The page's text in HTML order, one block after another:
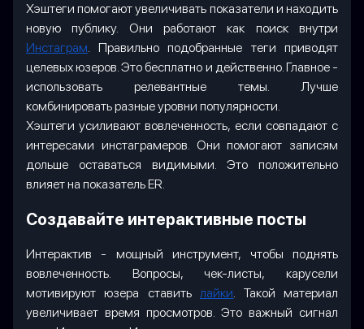
Хэштеги помогают увеличивать показатели и находить
новую публику. Они работают как поиск внутри
Инстаграм. Правильно подобранные теги приводят
целевых юзеров. Это бесплатно и действенно. Главное -
использовать релевантные темы. Лучше
комбинировать разные уровни популярности.
Хэштеги усиливают вовлеченность, если совпадают с
интересами инстаграмеров. Они помогают записям
дольше оставаться видимыми. Это положительно
влияет на показатель ER.
Создавайте интерактивные посты
Интерактив - мощный инструмент, чтобы поднять
вовлеченность. Вопросы, чек-листы, карусели
мотивируют юзера ставитьлайки. Такой материал
увеличивает время просмотров. Это важный сигнал